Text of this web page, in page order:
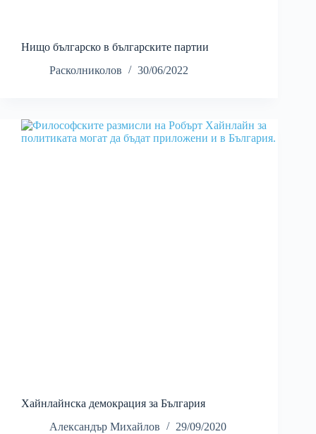
Нищо българско в българските партии
Расколниколов
30/06/2022
Хайнлайнска демокрация за България
Александър Михайлов
29/09/2020